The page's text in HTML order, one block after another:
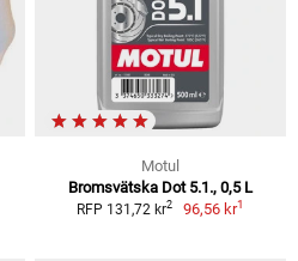
Motul
Bromsvätska Dot 5.1., 0,5 L
RFP 131,72 kr2 96,56 kr1